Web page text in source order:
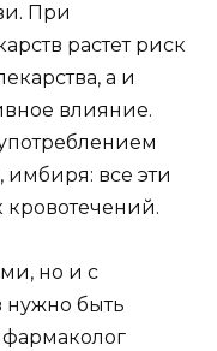
При
растет риск
а и
влияние.
имбиря: все эти
но и с
быть